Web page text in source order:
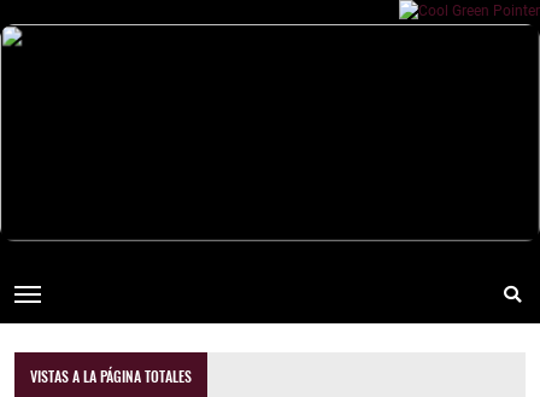
VISTAS A LA PÁGINA TOTALES